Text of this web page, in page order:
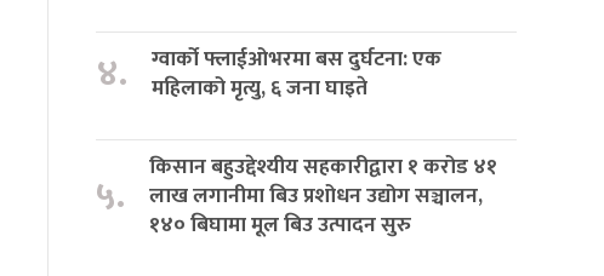
४.
ग्वार्को फ्लाईओभरमा बस दुर्घटना: एक
महिलाको मृत्यु, ६ जना घाइते
५.
किसान बहुउद्देश्यीय सहकारीद्वारा १ करोड ४१
लाख लगानीमा बिउ प्रशोधन उद्योग सञ्चालन,
१४० बिघामा मूल बिउ उत्पादन सुरु